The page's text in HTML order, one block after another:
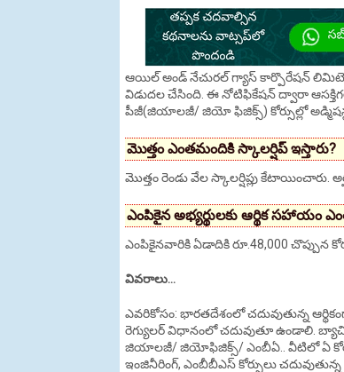
ఆయిల్ అండ్ నేచురల్ గ్యాస్ కార్పొరేషన్
విడుదల చేసింది. ఈ నోటిఫికేషన్ ద్వారా ఆసక్తిగల
పీజీ(జియాలజీ/ జియో ఫిజిక్స్) కోర్సుల్లో
మొత్తం ఎంతమందికి స్కాలర్షిప్ ఇస్తారు?
మొత్తం రెండు వేల స్కాలర్షిప్లు కేటాయించారు.
ఎంపికైన అభ్యర్థులకు ఆర్థిక సహాయం
ఎంపికైనవారికి ఏడాదికి రూ.48,000 చొప్పున
వివరాలు...
ఎవరికోసం: భారతదేశంలో చదువుతున్న
రెగ్యులర్ విధానంలో చదువుతూ ఉండాలి.
జియాలజీ/ జియోఫిజిక్స్/ ఎంబీఏ.. వీటిలో ఏ
ఇంజినీరింగ్, ఎంబీబీఎస్ కోర్సులు